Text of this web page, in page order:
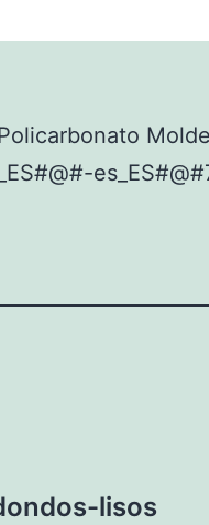
lisos